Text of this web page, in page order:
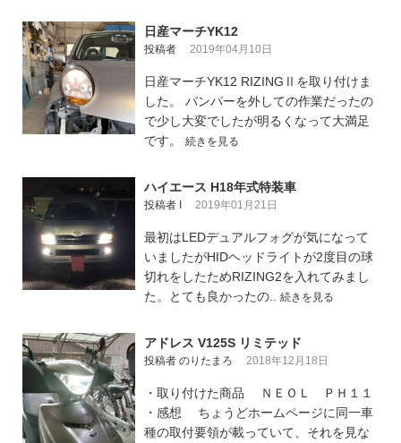
日産マーチYK12
投稿者 2019年04月10日
日産マーチYK12 RIZINGⅡを取り付けま
した。 バンパーを外しての作業だったの
で少し大変でしたが明るくなって大満足
です。 続きを見る
ハイエース H18年式特装車
投稿者 I 2019年01月21日
最初はLEDデュアルフォグが気になって
いましたがHIDヘッドライトが2度目の球
切れをしたためRIZING2を入れてみまし
た。とても良かったの.. 続きを見る
アドレス V125S リミテッド
投稿者 のりたまろ 2018年12月18日
・取り付けた商品 ＮＥＯＬ ＰＨ１１
・感想 ちょうどホームページに同一車
種の取付要領が載っていて、それを見な